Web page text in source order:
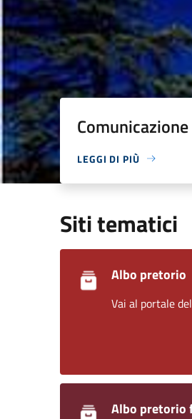
LEGGI DI PIÙ
Siti tematici
Albo pretorio
Vai al portale
Albo pretorio